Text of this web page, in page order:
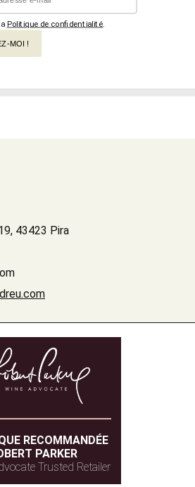
Politique de confidentialité
MOI !
43423 Pira
RECOMMANDÉE
PARKER
Trusted Retailer